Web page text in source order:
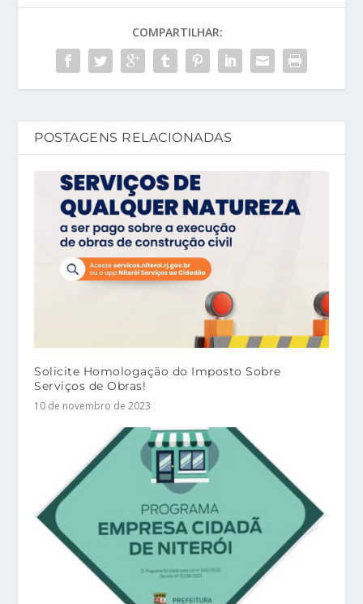
COMPARTILHAR:
POSTAGENS RELACIONADAS
Solicite Homologação do Imposto Sobre
Serviços de Obras!
10 de novembro de 2023